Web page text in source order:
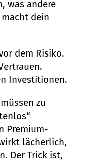
was andere
dein
dem Risiko.
Investitionen.
zu
Premium-
lächerlich,
Der Trick ist,